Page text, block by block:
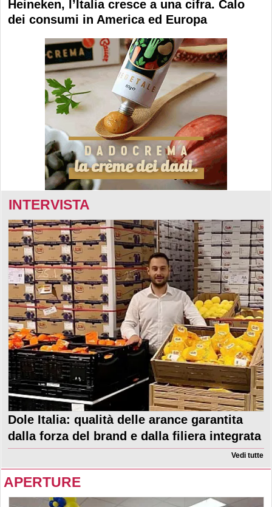
Heineken, l’Italia cresce a una cifra. Calo
dei consumi in America ed Europa
INTERVISTA
Dole Italia: qualità delle arance garantita
dalla forza del brand e dalla filiera integrata
Vedi tutte
APERTURE